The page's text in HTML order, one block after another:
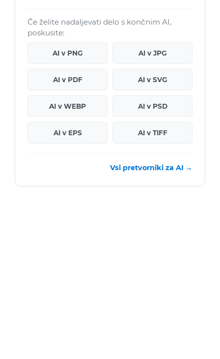
Če želite nadaljevati delo s končnim AI,
poskusite:
AI v PNG AI v JPG
AI v PDF AI v SVG
AI v WEBP AI v PSD
AI v EPS AI v TIFF
Vsi pretvorniki za AI →